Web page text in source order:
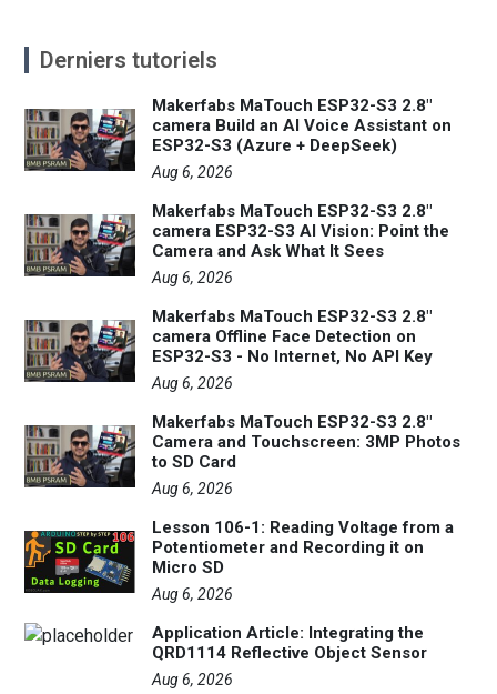
Derniers tutoriels
Makerfabs MaTouch ESP32-S3 2.8"
camera Build an AI Voice Assistant on
ESP32-S3 (Azure + DeepSeek)
Aug 6, 2026
Makerfabs MaTouch ESP32-S3 2.8"
camera ESP32-S3 AI Vision: Point the
Camera and Ask What It Sees
Aug 6, 2026
Makerfabs MaTouch ESP32-S3 2.8"
camera Offline Face Detection on
ESP32-S3 - No Internet, No API Key
Aug 6, 2026
Makerfabs MaTouch ESP32-S3 2.8"
Camera and Touchscreen: 3MP Photos
to SD Card
Aug 6, 2026
Lesson 106-1: Reading Voltage from a
Potentiometer and Recording it on
Micro SD
Aug 6, 2026
Application Article: Integrating the
QRD1114 Reflective Object Sensor
Aug 6, 2026